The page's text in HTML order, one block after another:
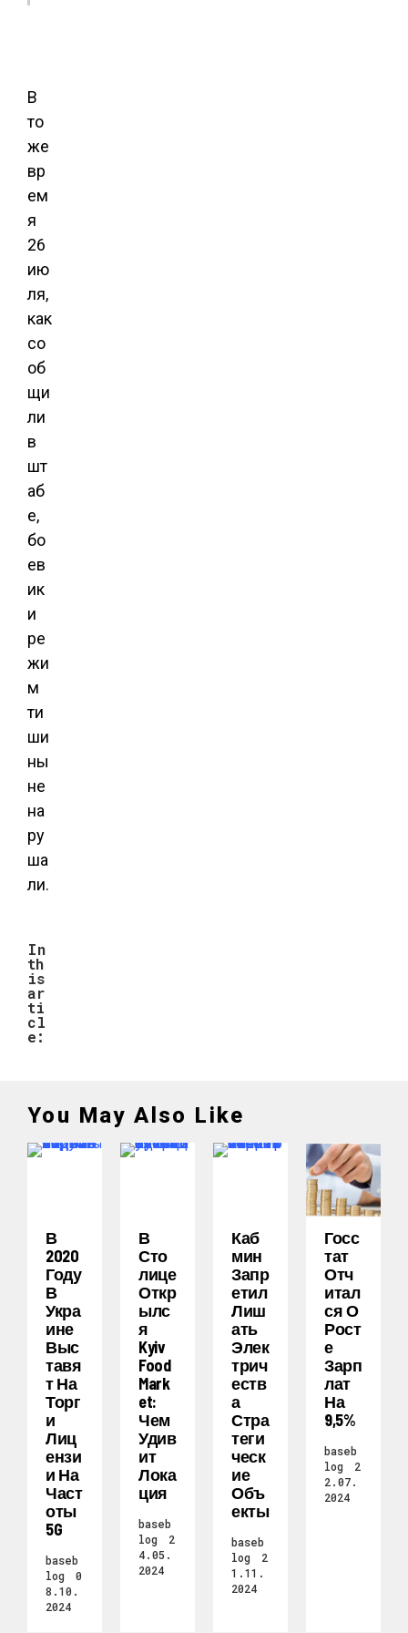
В
то
же
вр
ем
я
26
ию
ля,
как
со
об
щи
ли
в
шт
аб
е,
бо
ев
ик
и
ре
жи
м
ти
ши
ны
не
на
ру
ша
ли.
In
th
is
ar
ti
cl
e:
You May Also Like
В
2020
Году
В
Укра
Ине
Выс
Тавя
Т На
Торг
И
Лиц
Ензи
И На
Част
Оты
5G
baseb
log
0
8.10.
2024
В
Сто
Лице
Откр
Ылс
Я
Kyiv
Food
Mark
Et:
Чем
Удив
Ит
Лока
Ция
baseb
log
2
4.05.
2024
Каб
Мин
Запр
Етил
Лиш
Ать
Элек
Трич
Еств
А
Стра
Теги
Ческ
Ие
Объ
Екты
baseb
log
2
1.11.
2024
Госс
Тат
Отч
Итал
Ся О
Рост
Е
Зарп
Лат
На
9,5%
baseb
log
2
2.07.
2024